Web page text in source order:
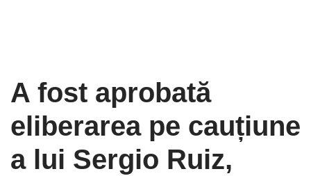
A fost aprobată
eliberarea pe cauțiune
a lui Sergio Ruiz,